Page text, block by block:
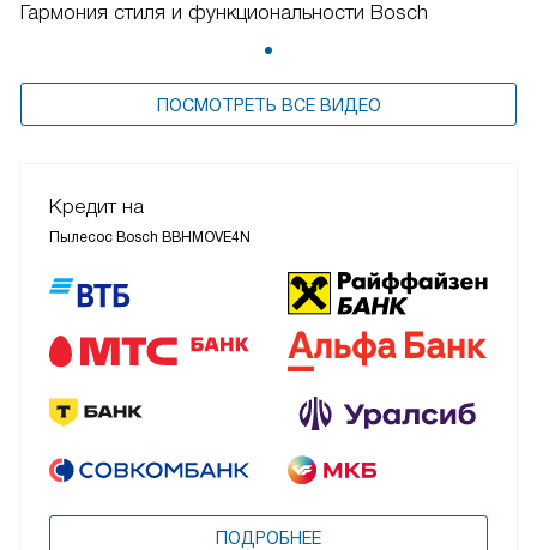
Гармония стиля и функциональности Bosch
ПОСМОТРЕТЬ ВСЕ ВИДЕО
Кредит на
Пылесос Bosch BBHMOVE4N
ПОДРОБНЕЕ